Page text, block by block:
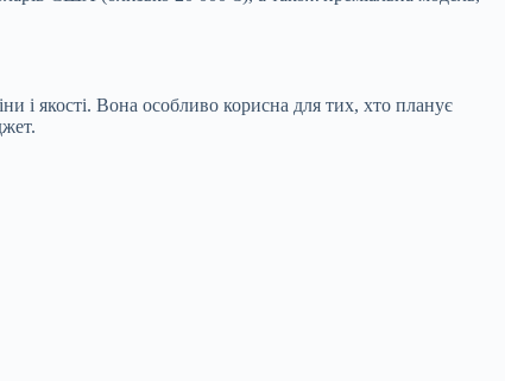
і якості. Вона особливо корисна для тих, хто планує